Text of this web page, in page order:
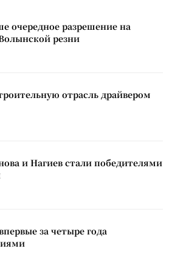
очередное разрешение на
резни
отрасль драйвером
и Нагиев стали победителями
за четыре года